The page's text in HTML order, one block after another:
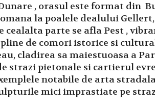
, orasul este format din
la poalele dealului
cealalta parte se afla Pest ,
de comori istorice si
cladirea sa maiestuoasa a
strazi pietonale si cartierul
notabile de arta
mici imprastiate pe